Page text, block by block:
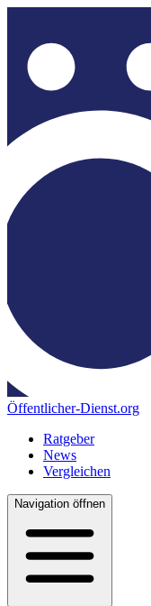
Öffentlicher-Dienst.org
Ratgeber
News
Vergleichen
Navigation öffnen